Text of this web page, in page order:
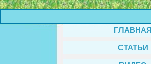
ГЛАВНАЯ
СТАТЬИ